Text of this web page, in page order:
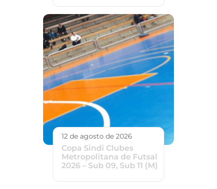
12 de agosto de 2026
Copa Sindi Clubes
Metropolitana de Futsal
2026 – Sub 09, Sub 11 (M)